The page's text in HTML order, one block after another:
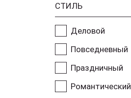
СТИЛЬ
Деловой
Повседневный
Праздничный
Романтический